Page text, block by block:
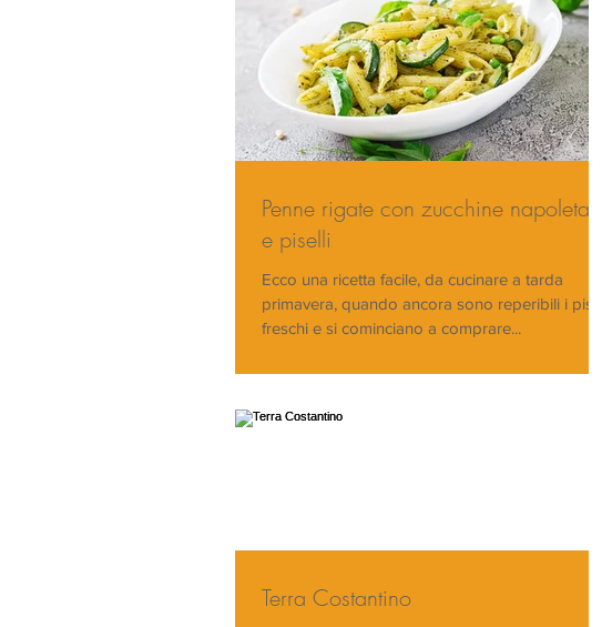
Penne rigate con zucchine napoletane
e piselli
Ecco una ricetta facile, da cucinare a tarda
primavera, quando ancora sono reperibili i piselli
freschi e si cominciano a comprare...
Terra Costantino